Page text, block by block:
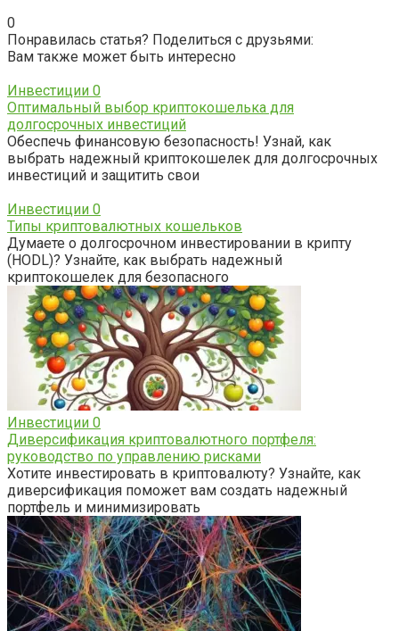
0
Понравилась статья? Поделиться с друзьями:
Вам также может быть интересно
Инвестиции 0
Оптимальный выбор криптокошелька для
долгосрочных инвестиций
Обеспечь финансовую безопасность! Узнай, как
выбрать надежный криптокошелек для долгосрочных
инвестиций и защитить свои
Инвестиции 0
Типы криптовалютных кошельков
Думаете о долгосрочном инвестировании в крипту
(HODL)? Узнайте, как выбрать надежный
криптокошелек для безопасного
Инвестиции 0
Диверсификация криптовалютного портфеля:
руководство по управлению рисками
Хотите инвестировать в криптовалюту? Узнайте, как
диверсификация поможет вам создать надежный
портфель и минимизировать